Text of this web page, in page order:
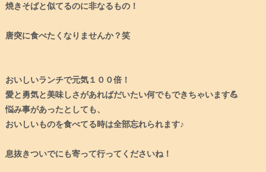
焼きそばと似てるのに非なるもの！
唐突に食べたくなりませんか？笑
おいしいランチで元気１００倍！
愛と勇気と美味しさがあればだいたい何でもできちゃいます💪
悩み事があったとしても、
おいしいものを食べてる時は全部忘れられます♪
息抜きついでにも寄って行ってくださいね！